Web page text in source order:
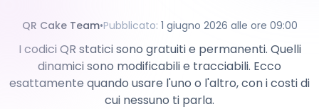
QR Cake Team•Pubblicato: 1 giugno 2026 alle ore 09:00
I codici QR statici sono gratuiti e permanenti. Quelli
dinamici sono modificabili e tracciabili. Ecco
esattamente quando usare l'uno o l'altro, con i costi di
cui nessuno ti parla.